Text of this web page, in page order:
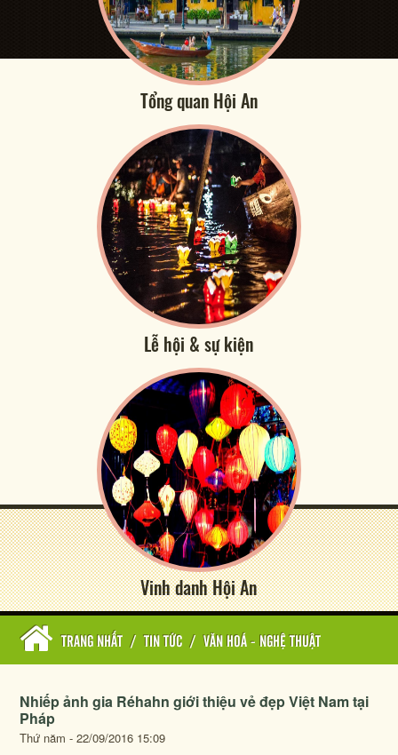
Tổng quan Hội An
Lễ hội & sự kiện
Vinh danh Hội An
TRANG NHẤT / TIN TỨC / VĂN HOÁ - NGHỆ THUẬT
Nhiếp ảnh gia Réhahn giới thiệu vẻ đẹp Việt Nam tại
Pháp
Thứ năm - 22/09/2016 15:09